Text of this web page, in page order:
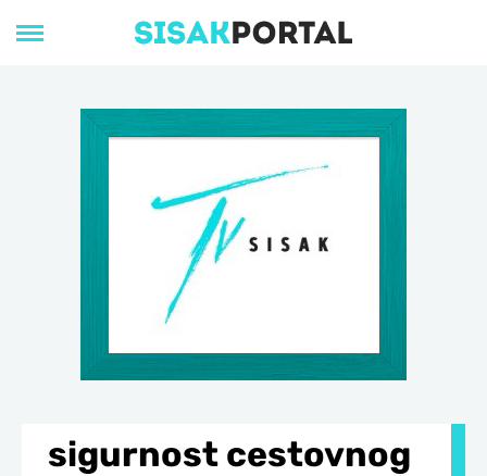
sigurnost cestovnog